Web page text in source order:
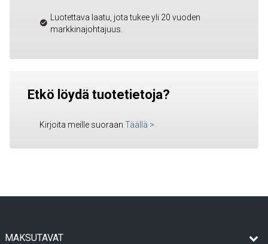
Luotettava laatu, jota tukee yli 20 vuoden
markkinajohtajuus.
Etkö löydä tuotetietoja?
Kirjoita meille suoraan Täällä >
MAKSUTAVAT